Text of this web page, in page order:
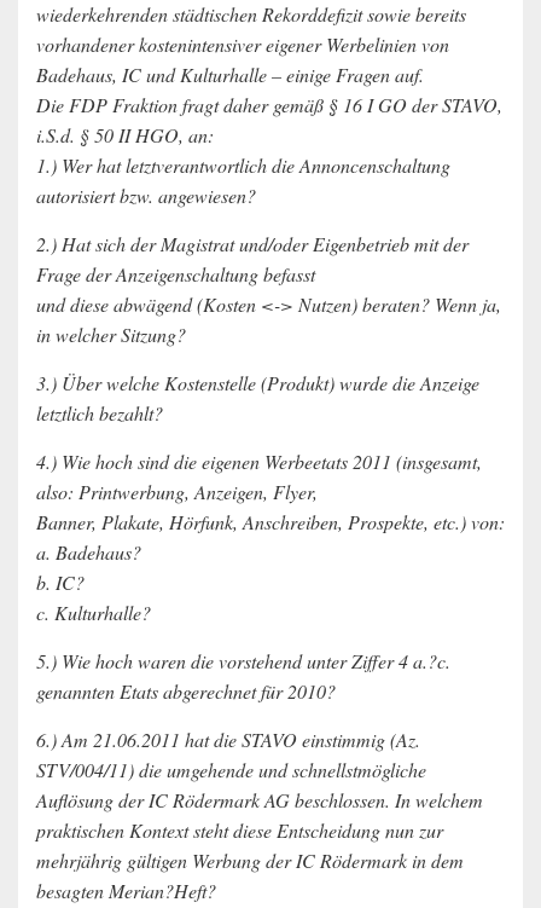
wiederkehrenden städtischen Rekorddefizit sowie bereits
vorhandener kostenintensiver eigener Werbelinien von
Badehaus, IC und Kulturhalle – einige Fragen auf.
Die FDP Fraktion fragt daher gemäß § 16 I GO der STAVO,
i.S.d. § 50 II HGO, an:
1.) Wer hat letztverantwortlich die Annoncenschaltung
autorisiert bzw. angewiesen?
2.) Hat sich der Magistrat und/oder Eigenbetrieb mit der
Frage der Anzeigenschaltung befasst
und diese abwägend (Kosten <-> Nutzen) beraten? Wenn ja,
in welcher Sitzung?
3.) Über welche Kostenstelle (Produkt) wurde die Anzeige
letztlich bezahlt?
4.) Wie hoch sind die eigenen Werbeetats 2011 (insgesamt,
also: Printwerbung, Anzeigen, Flyer,
Banner, Plakate, Hörfunk, Anschreiben, Prospekte, etc.) von:
a. Badehaus?
b. IC?
c. Kulturhalle?
5.) Wie hoch waren die vorstehend unter Ziffer 4 a.?c.
genannten Etats abgerechnet für 2010?
6.) Am 21.06.2011 hat die STAVO einstimmig (Az.
STV/004/11) die umgehende und schnellstmögliche
Auflösung der IC Rödermark AG beschlossen. In welchem
praktischen Kontext steht diese Entscheidung nun zur
mehrjährig gültigen Werbung der IC Rödermark in dem
besagten Merian?Heft?